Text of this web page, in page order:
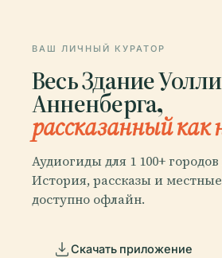
ВАШ ЛИЧНЫЙ КУРАТОР
Весь Здание
Анненберга,
рассказанный как
Аудиогиды для 1 100+ городов
История, рассказы и
доступно офлайн.
Скачать приложение